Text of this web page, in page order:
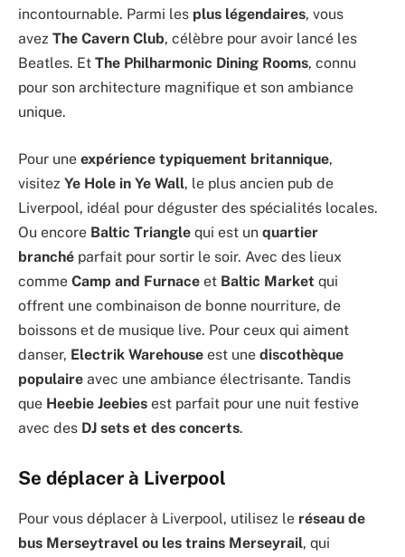
incontournable. Parmi les plus légendaires, vous
avez The Cavern Club, célèbre pour avoir lancé les
Beatles. Et The Philharmonic Dining Rooms, connu
pour son architecture magnifique et son ambiance
unique.
Pour une expérience typiquement britannique,
visitez Ye Hole in Ye Wall, le plus ancien pub de
Liverpool, idéal pour déguster des spécialités locales.
Ou encore Baltic Triangle qui est un quartier
branché parfait pour sortir le soir. Avec des lieux
comme Camp and Furnace et Baltic Market qui
offrent une combinaison de bonne nourriture, de
boissons et de musique live. Pour ceux qui aiment
danser, Electrik Warehouse est une discothèque
populaire avec une ambiance électrisante. Tandis
que Heebie Jeebies est parfait pour une nuit festive
avec des DJ sets et des concerts.
Se déplacer à Liverpool
Pour vous déplacer à Liverpool, utilisez le réseau de
bus Merseytravel ou les trains Merseyrail, qui